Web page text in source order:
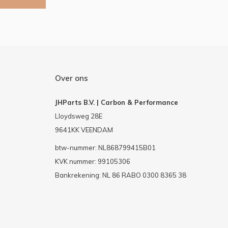
Over ons
JHParts B.V. | Carbon & Performance
Lloydsweg 28E
9641KK VEENDAM
btw-nummer: NL868799415B01
KVK nummer: 99105306
Bankrekening: NL 86 RABO 0300 8365 38